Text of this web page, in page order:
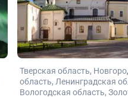
Тверская область
область Ленинградская
Вологодская область